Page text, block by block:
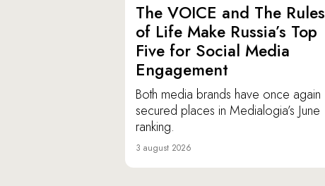
The VOICE and The Rules
of Life Make Russia’s Top
Five for Social Media
Engagement
Both media brands have once again
secured places in Medialogia’s June
ranking.
3 august 2026